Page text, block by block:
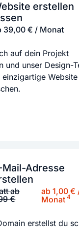
erstellen
39,00 € / Monat
auf dein Projekt
und unser Design-
Mail-Adresse
ab
€
ab 1,00 €
Monat4
erstellst du